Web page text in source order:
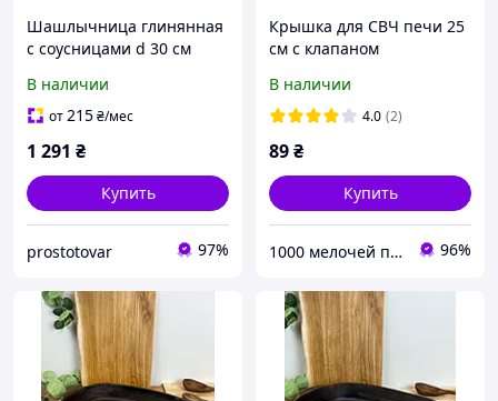
Шашлычница глинянная
с соусницами d 30 см
В наличии
от215₴/мес
1 291 ₴
Купить
prostotovar 97%
Крышка для СВЧ печи 25
см с клапаном
В наличии
4.0 (2)
89₴
Купить
1000 мелочей по низким ценам 96%